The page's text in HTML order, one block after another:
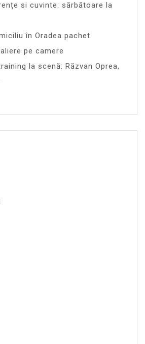
si cuvinte: sărbătoare la
în Oradea pachet
pe camere
la scenă: Răzvan Oprea,